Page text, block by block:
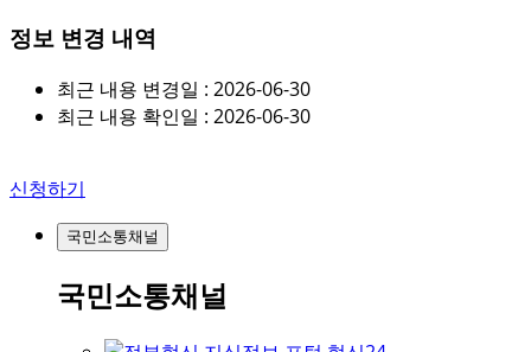
정보 변경 내역
최근 내용 변경일 : 2026-06-30
최근 내용 확인일 : 2026-06-30
신청하기
국민소통채널
국민소통채널